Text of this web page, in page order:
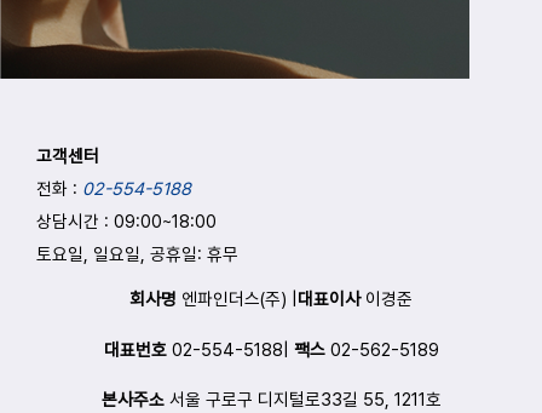
고객센터
전화 : 02-554-5188
상담시간 : 09:00~18:00
토요일, 일요일, 공휴일: 휴무
회사명 엔파인더스(주) | 대표이사이경준
대표번호02-554-5188| 팩스02-562-5189
본사주소서울 구로구 디지털로33길 55, 1211호